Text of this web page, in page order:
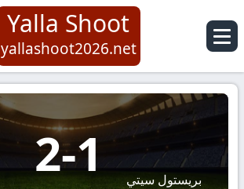
Yalla Shoot
yallashoot2026.net
بريستول سيتي 1
-
2